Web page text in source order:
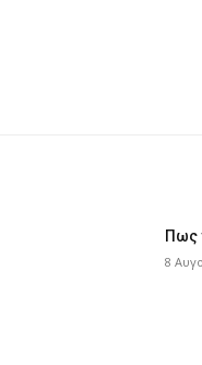
Πως
8